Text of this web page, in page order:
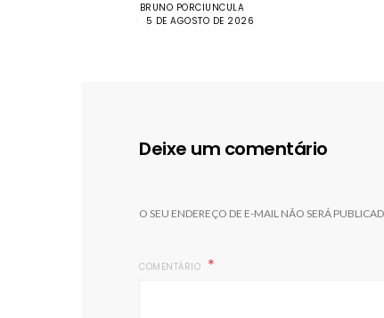
BRUNO PORCIUNCULA
5 DE AGOSTO DE 2026
Deixe um comentário
O SEU ENDEREÇO DE E-MAIL NÃO SERÁ
COMENTÁRIO